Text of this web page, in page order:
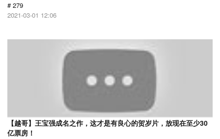
# 279
2021-03-01 12:06
【越哥】王宝强成名之作，这才是有良心的贺岁片，放现在至少30
亿票房！